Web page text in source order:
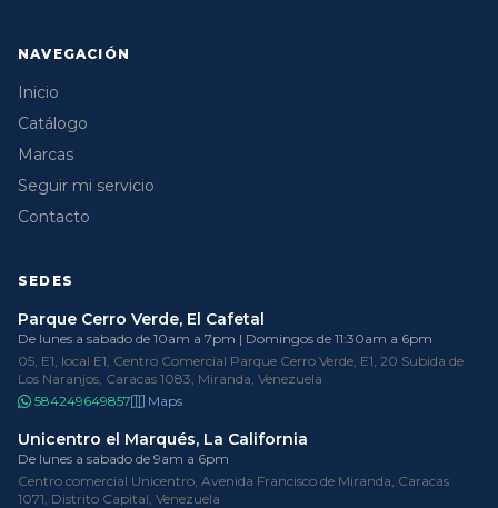
NAVEGACIÓN
Inicio
Catálogo
Marcas
Seguir mi servicio
Contacto
SEDES
Parque Cerro Verde, El Cafetal
De lunes a sabado de 10am a 7pm | Domingos de 11:30am a 6pm
05, E1, local E1, Centro Comercial Parque Cerro Verde, E1, 20 Subida de
Los Naranjos, Caracas 1083, Miranda, Venezuela
584249649857
Maps
Unicentro el Marqués, La California
De lunes a sabado de 9am a 6pm
Centro comercial Unicentro, Avenida Francisco de Miranda, Caracas
1071, Distrito Capital, Venezuela